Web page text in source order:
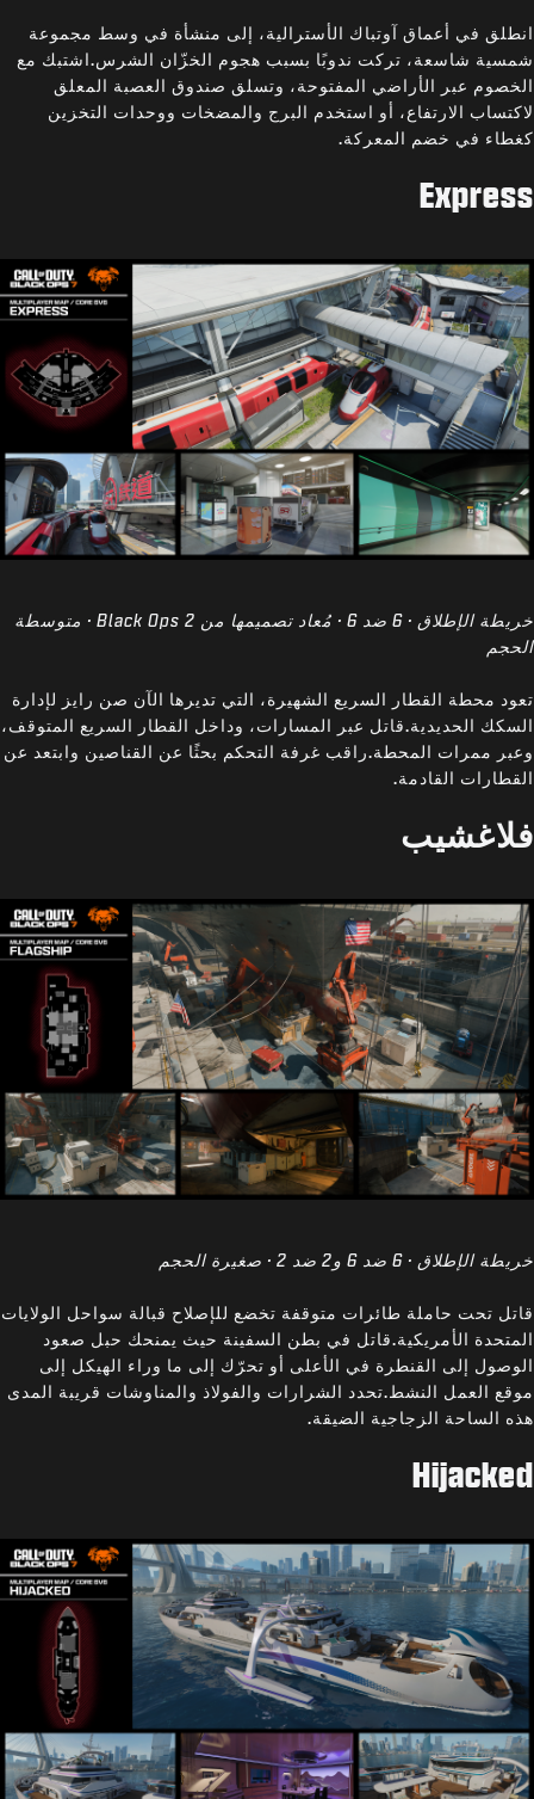
انطلق في أعماق آوتباك الأسترالية، إلى منشأة في وسط مجموعة
شمسية شاسعة، تركت ندوبًا بسبب هجوم الخزّان الشرس.اشتبك مع
الخصوم عبر الأراضي المفتوحة، وتسلق صندوق العصبة المعلق
لاكتساب الارتفاع، أو استخدم البرج والمضخات ووحدات التخزين
كغطاء في خضم المعركة.
Express
خريطة الإطلاق · 6 ضد 6 · مُعاد تصميمها من Black Ops 2 · متوسطة
الحجم
تعود محطة القطار السريع الشهيرة، التي تديرها الآن صن رايز لإدارة
السكك الحديدية.قاتل عبر المسارات، وداخل القطار السريع المتوقف،
وعبر ممرات المحطة.راقب غرفة التحكم بحثًا عن القناصين وابتعد عن
القطارات القادمة.
فلاغشيب
خريطة الإطلاق · 6 ضد 6 و2 ضد 2 · صغيرة الحجم
قاتل تحت حاملة طائرات متوقفة تخضع للإصلاح قبالة سواحل الولايات
المتحدة الأمريكية.قاتل في بطن السفينة حيث يمنحك حبل صعود
الوصول إلى القنطرة في الأعلى أو تحرّك إلى ما وراء الهيكل إلى
موقع العمل النشط.تحدد الشرارات والفولاذ والمناوشات قريبة المدى
هذه الساحة الزجاجية الضيقة.
Hijacked